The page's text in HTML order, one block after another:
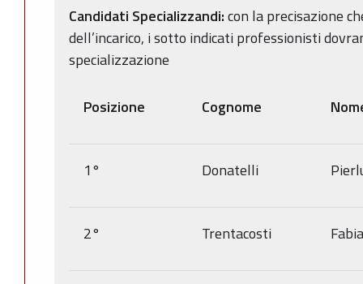
Candidati Specializzandi:con la precisazione
dell’incarico, i sotto indicati professionisti
specializzazione
Posizione Cognome
1° Donatelli
2° Trentacosti